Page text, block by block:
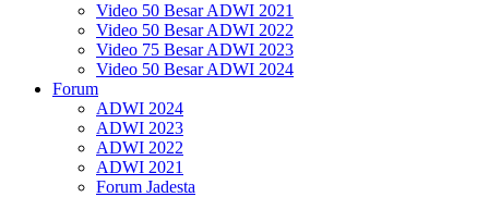
Video 50 Besar ADWI 2021
Video 50 Besar ADWI 2022
Video 75 Besar ADWI 2023
Video 50 Besar ADWI 2024
Forum
ADWI 2024
ADWI 2023
ADWI 2022
ADWI 2021
Forum Jadesta